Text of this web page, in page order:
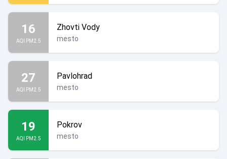
16
AQI PM2.5
Zhovti Vody
mesto
27
AQI PM2.5
Pavlohrad
mesto
19
AQI PM2.5
Pokrov
mesto